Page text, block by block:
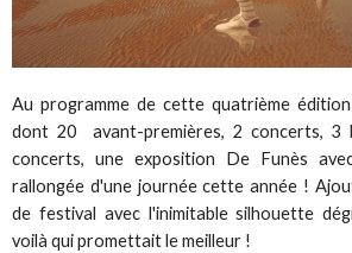
Au programme de cette quatrième
dont 20 avant-premières, 2 concerts, 3
concerts, une exposition De Funès
rallongée d'une journée cette année !
de festival avec l'inimitable silhouette
voilà qui promettait le meilleur !